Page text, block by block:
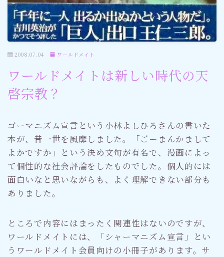
ワールドメイト
神道・宗教
社会情勢
おすすめ記事
2008.07.04 ワールドメイト
ワールドメイトは新しい時代の天
啓宗教？
ゴーマニズム宣言という小林よしひろさんの書いた
本が、昔一世を風靡しました。「ごーまんかまして
よかですか」という決め文句が有名で、漫画によっ
て個性的な社会評論をしたものでした。個人的には
面白いなと思いながらも、よく理解できない部分も
ありました。
ところで内容にはまったく関連性はないのですが、
ワールドメイトには、「シャーマニズム宣言」とい
うワールドメイト会員向けの小冊子があります。サ